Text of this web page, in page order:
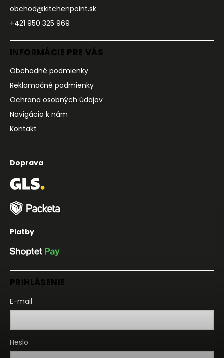
obchod@kitchenpoint.sk
+421 950 325 969
INFORMÁCIE PRE VÁS
Obchodné podmienky
Reklamačné podmienky
Ochrana osobných údajov
Navigácia k nám
Kontakt
Doprava
Platby
PRIHLÁSENIE
E-mail
Heslo